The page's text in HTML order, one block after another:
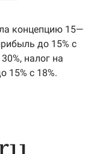
концепцию 15—
до 15% с
налог на
15% с 18%.